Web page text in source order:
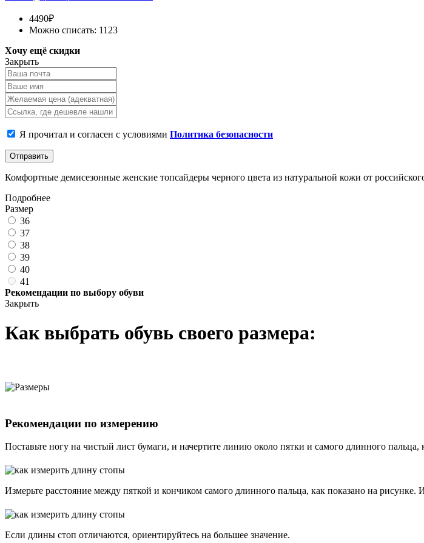
4490₽
Можно списать: 1123
Хочу ещё скидки
Закрыть
Я прочитал и согласен с условиями Политика безопасности
Отправить
Комфортные демисезонные женские топсайдеры черного цвета из натуральной кожи от
Подробнее
Размер
36
37
38
39
40
41
Рекомендации по выбору обуви
Закрыть
Как выбрать обувь своего размера:
Рекомендации по измерению
Поставьте ногу на чистый лист бумаги, и начертите линию около пятки и самого длинного
Измерьте расстояние между пяткой и кончиком самого длинного пальца, как показано на рисунке.
Если длины стоп отличаются, ориентируйтесь на большее значение.